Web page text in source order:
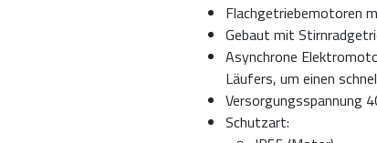
Flachgetriebemotoren
Gebaut mit
Asynchrone
Läufers, um einen
Versorgungsspannung
Schutzart: